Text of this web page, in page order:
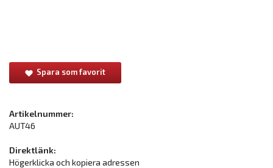
Spara som favorit
Artikelnummer:
AUT46
Direktlänk:
Högerklicka och kopiera adressen